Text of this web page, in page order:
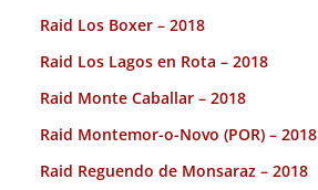
Raid Los Boxer – 2018
Raid Los Lagos en Rota – 2018
Raid Monte Caballar – 2018
Raid Montemor-o-Novo (POR) – 2018
Raid Reguendo de Monsaraz – 2018